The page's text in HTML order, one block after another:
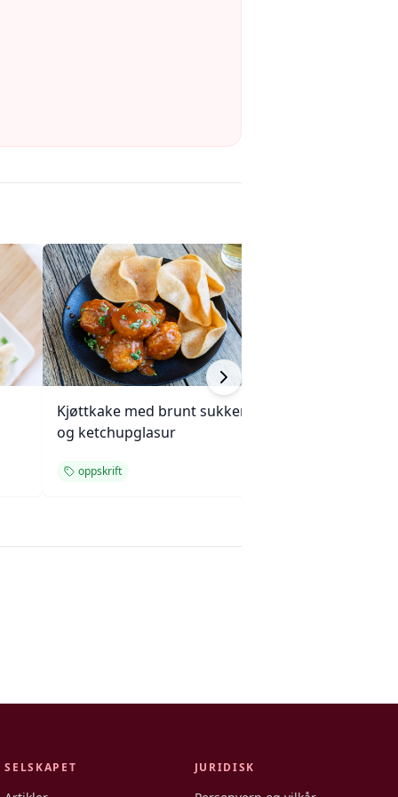
Kjøttkake med brunt sukker
og ketchupglasur
oppskrift
SELSKAPET JURIDISK